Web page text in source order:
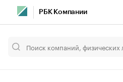
РБК Компании